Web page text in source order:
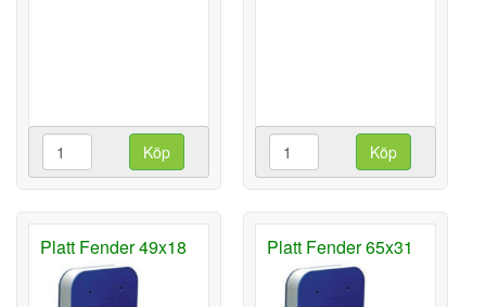
Köp Köp
Platt Fender 49x18 Platt Fender 65x31